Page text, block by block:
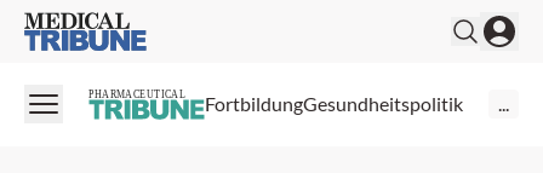
Medical Tribune
PHARMACEUTICAL FortbildungGesundheitspolitik ...